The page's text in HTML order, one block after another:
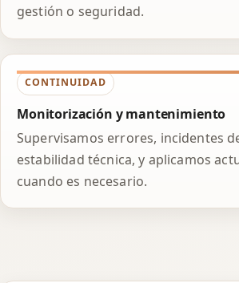
gestión o seguridad.
CONTINUIDAD
Monitorización y mantenimiento
Supervisamos errores, incidentes
estabilidad técnica, y aplicamos
cuando es necesario.